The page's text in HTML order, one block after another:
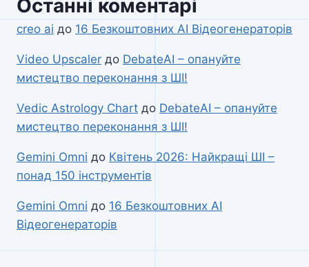
Останні коментарі
creo ai до 16 Безкоштовних AI Відеогенераторів
Video Upscaler до DebateAI – опануйте
мистецтво переконання з ШІ!
Vedic Astrology Chart до DebateAI – опануйте
мистецтво переконання з ШІ!
Gemini Omni до Квітень 2026: Найкращі ШІ –
понад 150 інструментів
Gemini Omni до 16 Безкоштовних AI
Відеогенераторів